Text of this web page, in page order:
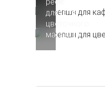
ReFrame
для
цветочного
магазина